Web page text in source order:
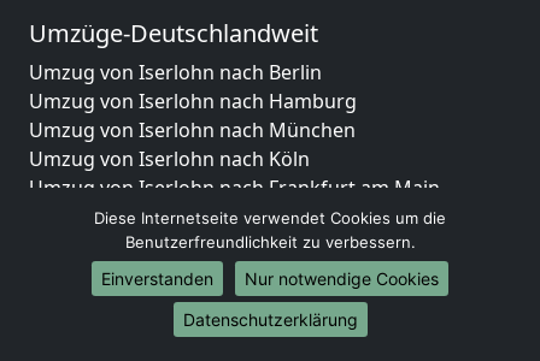
Umzüge-Deutschlandweit
Umzug von Iserlohn nach Berlin
Umzug von Iserlohn nach Hamburg
Umzug von Iserlohn nach München
Umzug von Iserlohn nach Köln
Umzug von Iserlohn nach Frankfurt am Main
Umzug von Iserlohn nach Stuttgart
Umzug von Iserlohn nach Düsseldorf
Umzug von Iserlohn nach Leipzig
Umzug von Iserlohn nach Dortmund
Umzug von Iserlohn nach Essen
Diese Internetseite verwendet Cookies um die
Benutzerfreundlichkeit zu verbessern.
Einverstanden
Nur notwendige Cookies
Datenschutzerklärung